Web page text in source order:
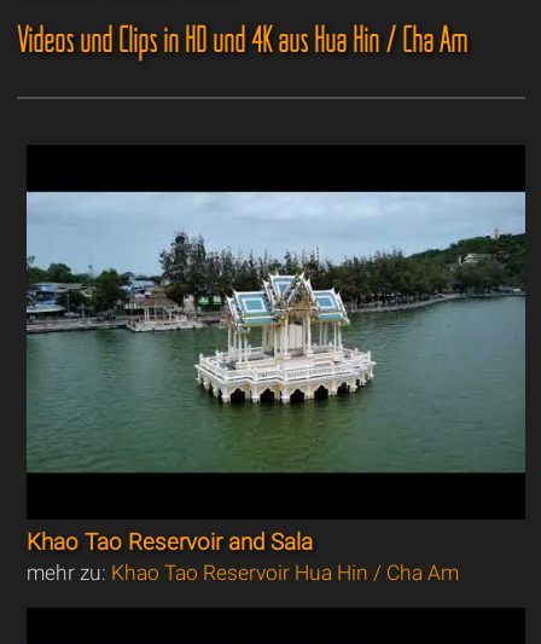
Videos und Clips in HD und 4K aus Hua Hin / Cha Am
Khao Tao Reservoir and Sala
mehr zu: Khao Tao Reservoir Hua Hin / Cha Am